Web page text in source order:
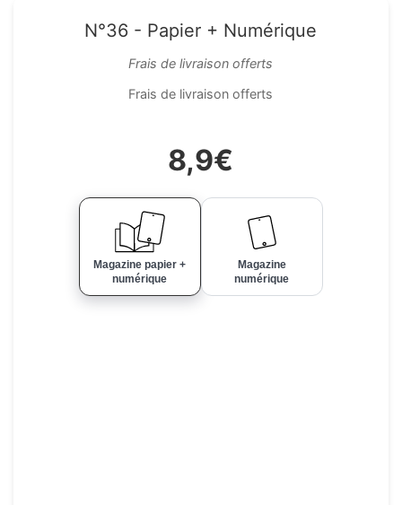
N°36 - Papier + Numérique
Frais de livraison offerts
Frais de livraison offerts
8,9€
Magazine papier +
numérique
Magazine
numérique